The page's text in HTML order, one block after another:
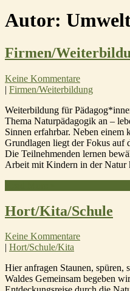
Autor:
Firmen/
Keine Kommentare
| Firmen/Weiterbildung
Weiterbildung für
Thema Naturpädagogik an –
Sinnen erfahrbar. Neben
Grundlagen liegt der Fokus auf
Die Teilnehmenden lernen
Arbeit mit Kindern in der
Hort/Kita/Schule
Keine Kommentare
Hort/Schule/Kita
Hier anfragen Staunen, spüren,
Waldes Gemeinsam begeben